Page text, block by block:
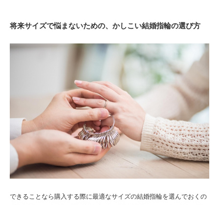
将来サイズで悩まないための、かしこい結婚指輪の選び方
できることなら購入する際に最適なサイズの結婚指輪を選んでおくの